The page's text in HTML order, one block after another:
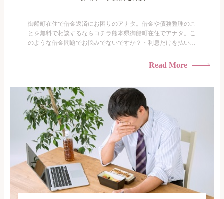
御船町在住で借金返済にお困りのアナタ。借金や債務整理のこ
とを無料で相談するならコチラ熊本県御船町在住でアナタ。こ
のような借金問題でお悩みでないですか？・利息だけを払い続
られたくない・借金の催促、取り立てで憂鬱になる。・闇金に
がありま...
Read More